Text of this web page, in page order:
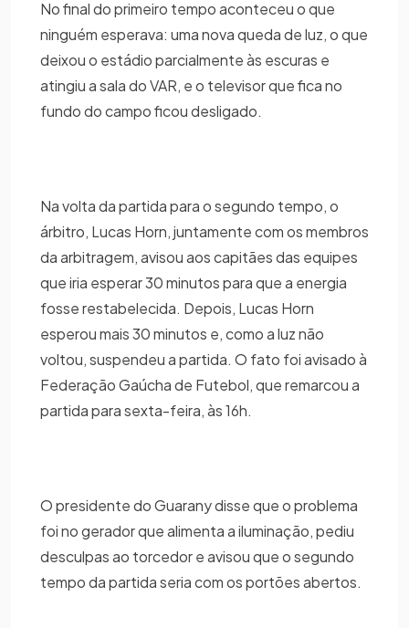
No final do primeiro tempo aconteceu o que
ninguém esperava: uma nova queda de luz, o que
deixou o estádio parcialmente às escuras e
atingiu a sala do VAR, e o televisor que fica no
fundo do campo ficou desligado.
Na volta da partida para o segundo tempo, o
árbitro, Lucas Horn, juntamente com os membros
da arbitragem, avisou aos capitães das equipes
que iria esperar 30 minutos para que a energia
fosse restabelecida. Depois, Lucas Horn
esperou mais 30 minutos e, como a luz não
voltou, suspendeu a partida. O fato foi avisado à
Federação Gaúcha de Futebol, que remarcou a
partida para sexta-feira, às 16h.
O presidente do Guarany disse que o problema
foi no gerador que alimenta a iluminação, pediu
desculpas ao torcedor e avisou que o segundo
tempo da partida seria com os portões abertos.